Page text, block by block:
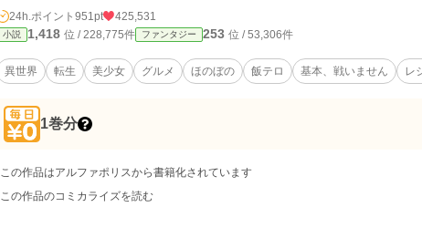
24h.ポイント 951pt 425,531
小説 1,418 位 / 228,775件 ファンタジー 253 位 / 53,306件
異世界 転生 美少女 グルメ ほのぼの 飯テロ 基本、戦いません レ
1巻分
この作品はアルファポリスから書籍化されています
この作品のコミカライズを読む